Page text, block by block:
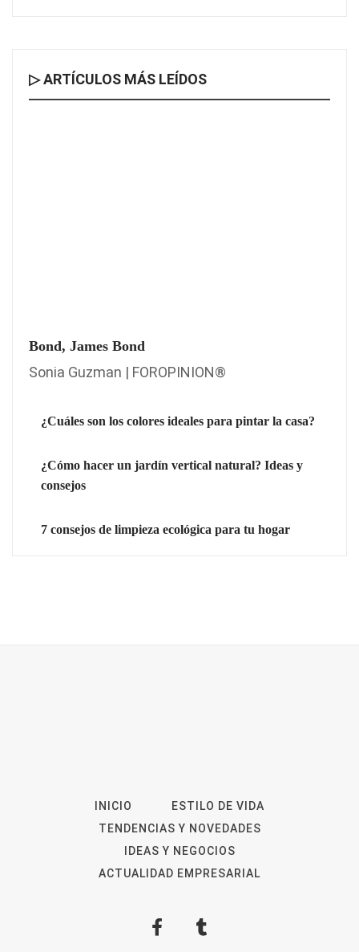
▷ ARTÍCULOS MÁS LEÍDOS
Bond, James Bond
Sonia Guzman | FOROPINION®
¿Cuáles son los colores ideales para pintar la casa?
¿Cómo hacer un jardín vertical natural? Ideas y
consejos
7 consejos de limpieza ecológica para tu hogar
INICIO
ESTILO DE VIDA
TENDENCIAS Y NOVEDADES
IDEAS Y NEGOCIOS
ACTUALIDAD EMPRESARIAL